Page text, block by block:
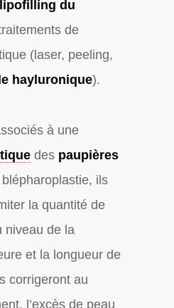
lipofilling du
de
(laser, peeling,
hayluronique).
à une
des paupières
ils
la quantité de
niveau de la
et la longueur de
corrigeront au
l’excès de peau